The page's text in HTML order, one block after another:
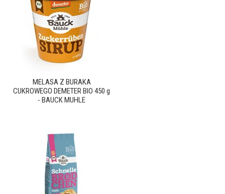
MELASA Z BURAKA
CUKROWEGO DEMETER BIO 450 g
- BAUCK MUHLE